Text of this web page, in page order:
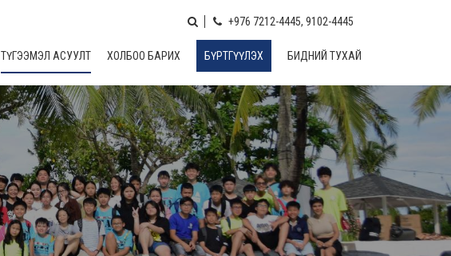
+976 7212-4445, 9102-4445
ТҮГЭЭМЭЛ АСУУЛТ ХОЛБОО БАРИХ БҮРТГҮҮЛЭХ БИДНИЙ ТУХАЙ